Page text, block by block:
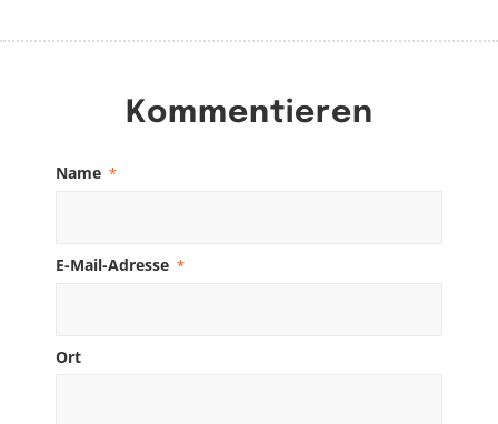
Kommentieren
Name *
E-Mail-Adresse *
Ort